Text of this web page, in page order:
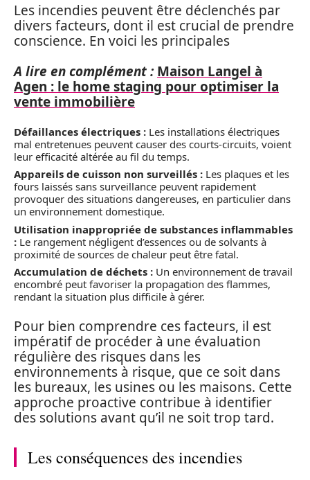
Les incendies peuvent être déclenchés par
divers facteurs, dont il est crucial de prendre
conscience. En voici les principales
A lire en complément : Maison Langel à
Agen : le home staging pour optimiser la
vente immobilière
Défaillances électriques : Les installations électriques
mal entretenues peuvent causer des courts-circuits, voient
leur efficacité altérée au fil du temps.
Appareils de cuisson non surveillés : Les plaques et les
fours laissés sans surveillance peuvent rapidement
provoquer des situations dangereuses, en particulier dans
un environnement domestique.
Utilisation inappropriée de substances inflammables
: Le rangement négligent d’essences ou de solvants à
proximité de sources de chaleur peut être fatal.
Accumulation de déchets : Un environnement de travail
encombré peut favoriser la propagation des flammes,
rendant la situation plus difficile à gérer.
Pour bien comprendre ces facteurs, il est
impératif de procéder à une évaluation
régulière des risques dans les
environnements à risque, que ce soit dans
les bureaux, les usines ou les maisons. Cette
approche proactive contribue à identifier
des solutions avant qu’il ne soit trop tard.
Les conséquences des incendies